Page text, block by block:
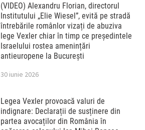
(VIDEO) Alexandru Florian, directorul
Institutului „Elie Wiesel”, evită pe stradă
întrebările românlor vizați de abuziva
lege Vexler chiar în timp ce președintele
Israelului rostea amenințări
antieuropene la București
30 iunie 2026
Legea Vexler provoacă valuri de
indignare: Declarații de susținere din
partea avocaților din România în